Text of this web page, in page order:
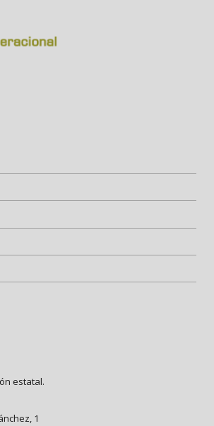
estatal.
1